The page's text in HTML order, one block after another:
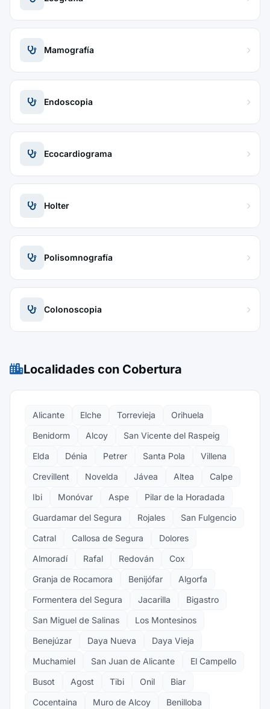
Mamografía
Endoscopia
Ecocardiograma
Holter
Polisomnografía
Colonoscopia
Localidades con Cobertura
Alicante Elche Torrevieja
Orihuela
Benidorm
Alcoy
San Vicente del Raspeig
Elda
Dénia Petrer Santa Pola
Villena
Crevillent
Novelda Jávea Altea
Calpe
Ibi
Monóvar Aspe
Pilar de la Horadada
Guardamar del Segura
Rojales
San Fulgencio
Catral
Callosa de Segura
Dolores
Almoradí
Rafal Redován
Cox
Granja de Rocamora
Benijófar
Algorfa
Formentera del Segura
Jacarilla
Bigastro
San Miguel de Salinas
Los Montesinos
Benejúzar
Daya Nueva
Daya Vieja
Muchamiel
San Juan de Alicante
El Campello
Busot
Agost Tibi Onil
Biar
Cocentaina
Muro de Alcoy Benilloba